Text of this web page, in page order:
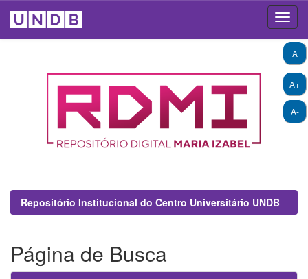
A+
A-
A
Repositório Institucional do Centro Universitário UNDB
Página de Busca